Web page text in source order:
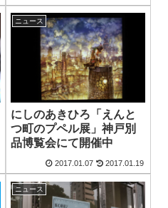
ニュース
にしのあきひろ「えんと
つ町のプペル展」神戸別
品博覧会にて開催中
2017.01.07 2017.01.19
ニュース